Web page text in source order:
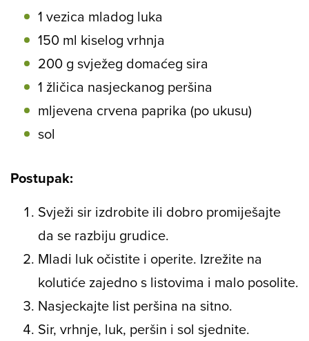
1 vezica mladog luka
150 ml kiselog vrhnja
200 g svježeg domaćeg sira
1 žličica nasjeckanog peršina
mljevena crvena paprika (po ukusu)
sol
Postupak:
Svježi sir izdrobite ili dobro promiješajte
da se razbiju grudice.
Mladi luk očistite i operite. Izrežite na
kolutiće zajedno s listovima i malo posolite.
Nasjeckajte list peršina na sitno.
Sir, vrhnje, luk, peršin i sol sjednite.